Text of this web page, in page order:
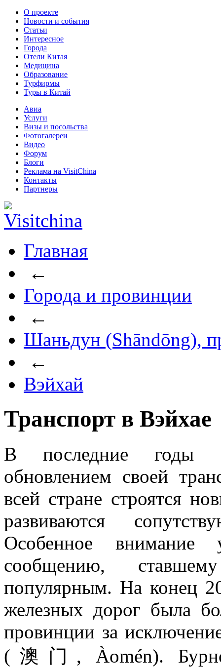
О проекте
Новости и события
Статьи
Интересное
Города
Отели Китая
Медицина
Образование
Турфирмы
Туры в Китай
Авиа
Услуги
Визы и посольства
Фотогалереи
Видео
Форум
Блоги
Реклама на VisitChina
Контакты
Партнеры
Главная
←
Города и провинции
←
Шаньдун (Shāndōng),
←
Вэйхай
Транспорт в Вэйхае
В последние годы
обновлением своей
всей стране строятся
развиваются
Особенное внимание
сообщению,
популярным. На конец
железных дорог была
провинции за
(澳门, Àomén). Бурно